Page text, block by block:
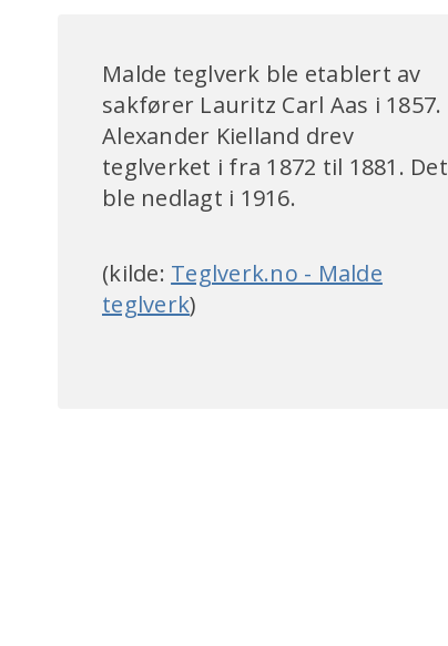
Malde teglverk ble etablert av
sakfører Lauritz Carl Aas i 1857.
Alexander Kielland drev
teglverket i fra 1872 til 1881. Det
ble nedlagt i 1916.
(kilde: Teglverk.no - Malde
teglverk)